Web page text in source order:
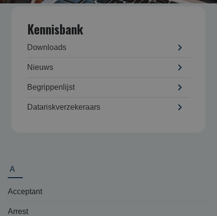
Kennisbank
Downloads
Nieuws
Begrippenlijst
Datarisk­verzekeraars
A
Acceptant
Arrest